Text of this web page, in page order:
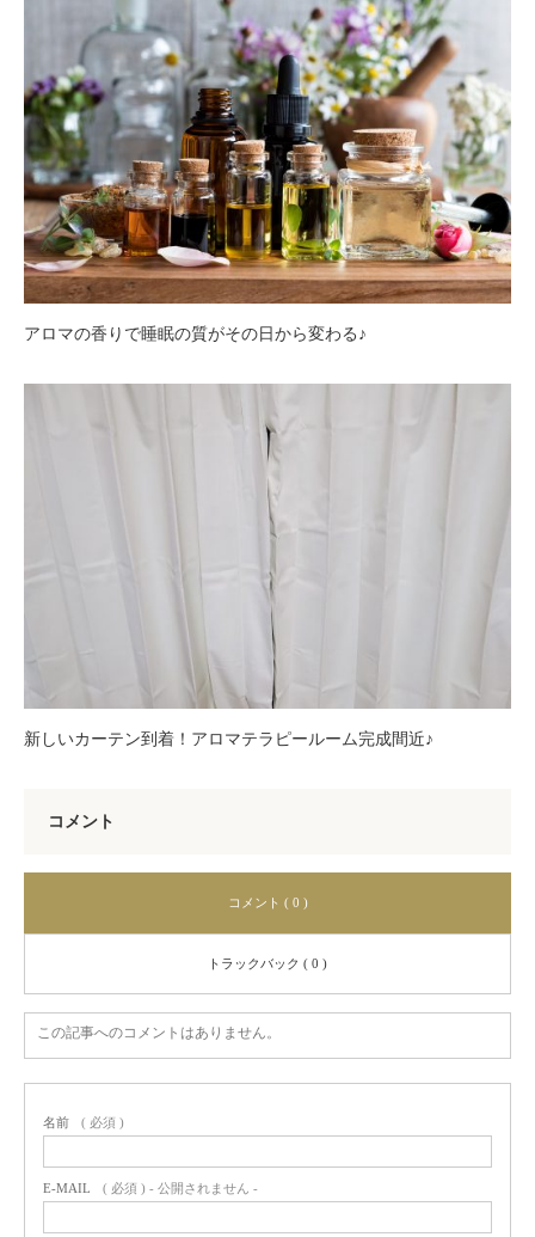
アロマの香りで睡眠の質がその日から変わる♪
新しいカーテン到着！アロマテラピールーム完成間近♪
コメント
コメント ( 0 )
トラックバック ( 0 )
この記事へのコメントはありません。
名前 ( 必須 )
E-MAIL ( 必須 ) - 公開されません -